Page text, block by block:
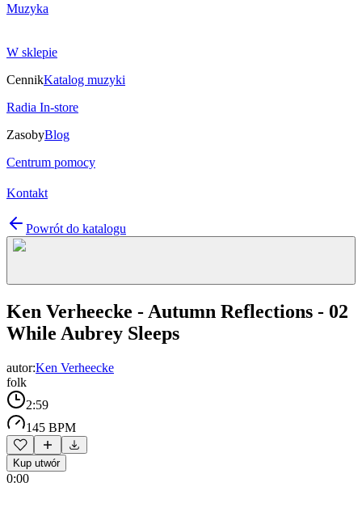
Muzyka
W sklepie
CennikKatalog muzyki
Radia In-store
ZasobyBlog
Centrum pomocy
Kontakt
Powrót do katalogu
Ken Verheecke - Autumn Reflections - 02
While Aubrey Sleeps
autor:Ken Verheecke
folk
2:59
145 BPM
Kup utwór
0:00